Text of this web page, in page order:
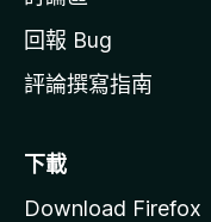
回報 Bug
評論撰寫指南
下載
Download Firefox